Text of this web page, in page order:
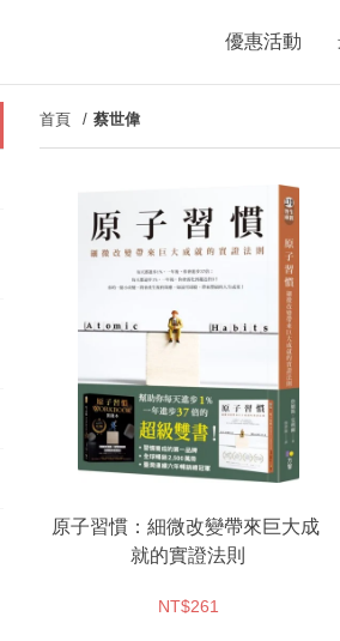
優惠活動
首頁 蔡世偉
原子習慣：細微改變帶來巨大成
就的實證法則
NT$261